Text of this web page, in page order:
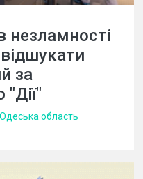
незламності
за
Одеська область